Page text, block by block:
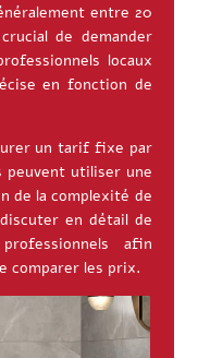
entre 20
de demander
locaux
en fonction de
un tarif fixe par
peuvent utiliser une
de la complexité de
en détail de
afin
comparer les prix.